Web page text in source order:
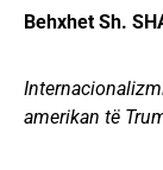
Behxhet Sh.
amerikan të